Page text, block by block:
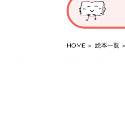
HOME 絵本一覧